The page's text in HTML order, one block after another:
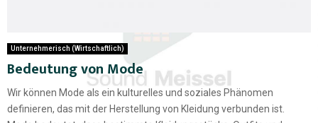
Unternehmerisch (Wirtschaftlich)
Bedeutung von Mode
Wir können Mode als ein kulturelles und soziales Phänomen
definieren, das mit der Herstellung von Kleidung verbunden ist.